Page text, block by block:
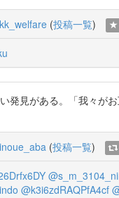
(投稿一覧)
発見がある。「我々が
(投稿一覧)
@k3i6zdRAQPfA4cf